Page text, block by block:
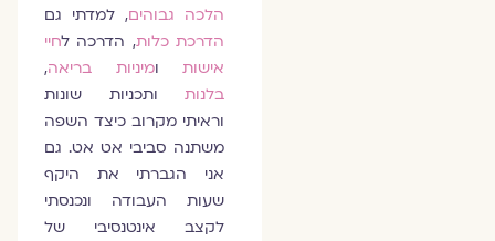
הלכה גבוהים, למדתי גם
הדרכת כלות, הדרכה ל חיי
אישותו מיניות בריאה,
בלנותותכניות שונות
וראיתי מקרוב כיצד השפה
משתנה סביבי אט אט. גם
אני הגברתי את היקף
שעות העבודה ונכנסתי
לקצב אינטנסיבי של